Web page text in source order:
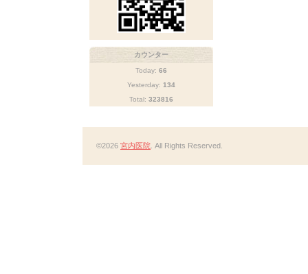
カウンター
Today: 66
Yesterday: 134
Total: 323816
©2026 宮内医院 . All Rights Reserved.